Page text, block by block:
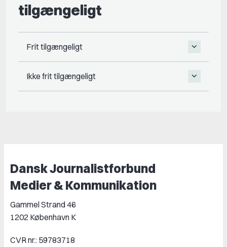
tilgængeligt
Frit tilgængeligt
Ikke frit tilgængeligt
Dansk Journalistforbund
Medier & Kommunikation
Gammel Strand 46
1202 København K
CVR nr.: 59783718